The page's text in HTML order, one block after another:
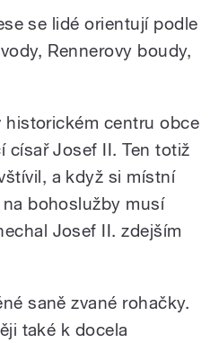
se lidé orientují podle
Rennerovy boudy,
historickém centru obce
císař Josef II. Ten totiž
a když si místní
bohoslužby musí
Josef II. zdejším
saně zvané rohačky.
také k docela